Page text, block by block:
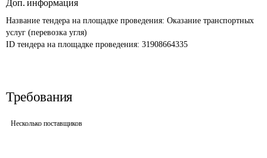
Доп. информация
Название тендера на площадке проведения: Оказание транспортных
услуг (перевозка угля)
ID тендера на площадке проведения: 31908664335
Требования
Несколько поставщиков